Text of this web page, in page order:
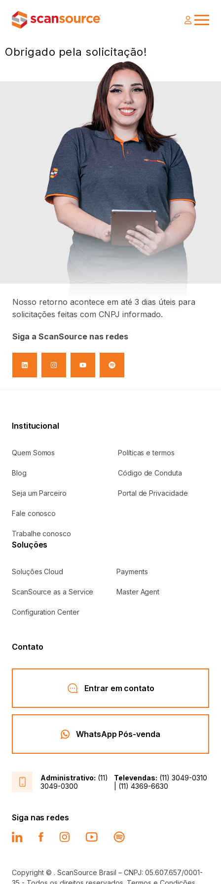
Solicite sua cotação abaixo:
login para acessar.
Acesse os serviços relacionados a comissões.
Serviços de pós-venda: emissão de 2ª via de NF,
Preciso de ajuda
Plataforma Cloud
Plataforma Cloud para compra, venda e gestão de
Preciso de ajuda
Obrigado pela solicitação!
Nosso retorno acontece em até 3 dias úteis para
solicitações feitas com CNPJ informado.
Siga a ScanSource nas redes
Institucional
Quem Somos Políticas e termos
Blog Código de Conduta
Seja um Parceiro Portal de Privacidade
Fale conosco
Trabalhe conosco
Soluções
Soluções Cloud Payments
ScanSource as a Service Master Agent
Configuration Center
Contato
Entrar em contato
WhatsApp Pós-venda
Administrativo: (11)
3049-0300
Televendas: (11) 3049-0310
| (11) 4369-6630
Siga nas redes
Copyright © . ScanSource Brasil – CNPJ: 05.607.657/0001-